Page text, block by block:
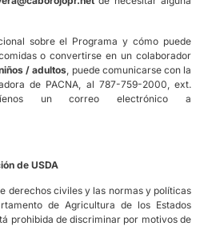
sobre el Programa y cómo puede
o convertirse en un colaborador
/ adultos , puede comunicarse con la
de PACNA, al 787-759-2000, ext.
un correo electrónico a
de USDA
derechos civiles y las normas y políticas
de Agricultura de los Estados
prohibida de discriminar por motivos de